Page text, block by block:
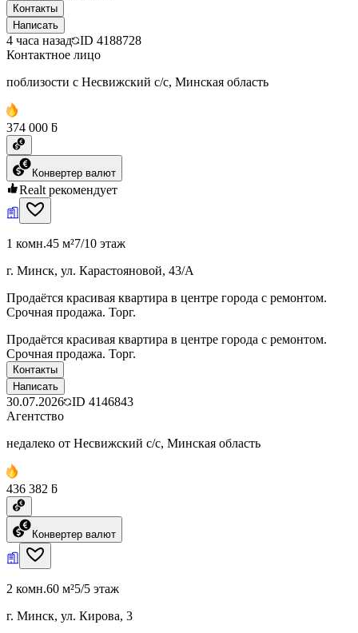
Контакты
Написать
4 часа назад ID 4188728
Контактное лицо
поблизости с Несвижский с/с, Минская область
374 000 ƃ
Конвертер валют
Realt рекомендует
1 комн.45 м²7/10 этаж
г. Минск, ул. Карастояновой, 43/А
Продаётся красивая квартира в центре города с ремонтом.
Срочная продажа. Торг.
Продаётся красивая квартира в центре города с ремонтом.
Срочная продажа. Торг.
Контакты
Написать
30.07.2026 ID 4146843
Агентство
недалеко от Несвижский с/с, Минская область
436 382 ƃ
Конвертер валют
2 комн.60 м²5/5 этаж
г. Минск, ул. Кирова, 3